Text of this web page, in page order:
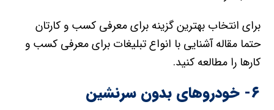
برای انتخاب بهترین گزینه برای معرفی کسب و کارتان
حتما مقاله آشنایی با انواع تبلیغات برای معرفی کسب و
کارها را مطالعه کنید.
۶- خودروهای بدون سرنشین